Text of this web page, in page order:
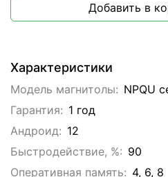
Характеристики
Модель магнитолы: NPQU
Гарантия: 1 год
Андроид: 12
Быстродействие, %: 90
Оперативная память: 4, 6, 8
Добавить в